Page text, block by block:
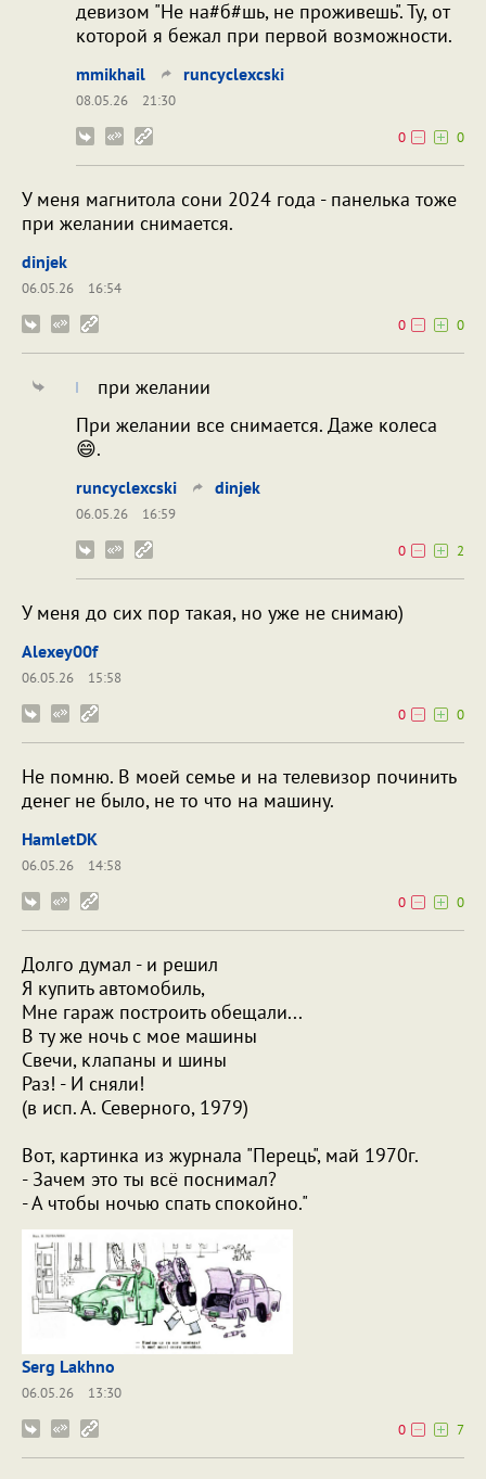
девизом "Не на#б#шь, не проживешь". Ту, от
которой я бежал при первой возможности.
mmikhail runcyclexcski
08.05.26
21:30
0
0
У меня магнитола сони 2024 года - панелька тоже
при желании снимается.
dinjek
06.05.26
16:54
0
0
при желании
При желании все снимается. Даже колеса
😄.
runcyclexcski dinjek
06.05.26
16:59
0
2
У меня до сих пор такая, но уже не снимаю)
Alexey00f
06.05.26
15:58
0
0
Не помню. В моей семье и на телевизор починить
денег не было, не то что на машину.
HamletDK
06.05.26
14:58
0
0
Долго думал - и решил
Я купить автомобиль,
Мне гараж построить обещали...
В ту же ночь с мое машины
Свечи, клапаны и шины
Раз! - И сняли!
(в исп. А. Северного, 1979)
Вот, картинка из журнала "Перець", май 1970г.
- Зачем это ты всё поснимал?
- А чтобы ночью спать спокойно."
Serg Lakhno
06.05.26
13:30
0
7